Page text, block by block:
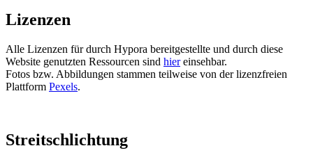
Lizenzen
Alle Lizenzen für durch Hypora bereitgestellte und durch diese
Website genutzten Ressourcen sind hiereinsehbar.
Fotos bzw. Abbildungen stammen teilweise von der lizenzfreien
Plattform Pexels.
Streitschlichtung